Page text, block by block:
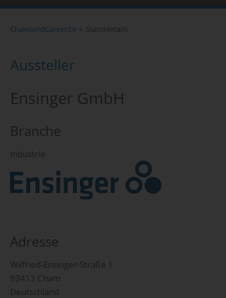
ChamlandCareer24 Standdetails
Aussteller
Ensinger GmbH
Branche
Industrie
Adresse
Wilfried-Ensinger-Straße 1
93413 Cham
Deutschland